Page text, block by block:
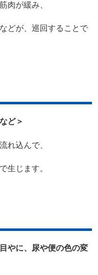
肉が緩み、
どが、巡回することで
ど＞
れ込んで、
生じます。
やに、尿や便の色の変